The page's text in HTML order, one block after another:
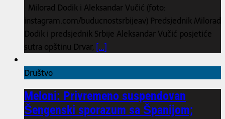
Milorad Dodik i Aleksandar Vučić (foto:
instagram.com/buducnostsrbijeav) Predsjednik Milorad
Dodik i predsjednik Srbije Aleksandar Vučić posjetiće
sutra opštinu Drvar, [...]
Društvo
Meloni: Privremeno suspendovan
Šengenski sporazum sa Španijom;